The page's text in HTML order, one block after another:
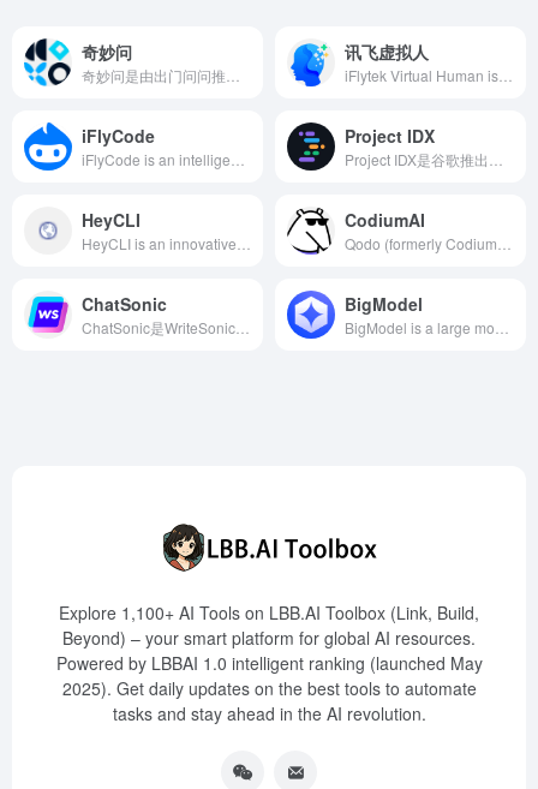
奇妙问 讯飞虚拟人
iFlyCode Project IDX
HeyCLI CodiumAI
ChatSonic BigModel
Explore 1,100+ AI Tools on LBB.AI Toolbox (Link, Build,
Beyond) – your smart platform for global AI resources.
Powered by LBBAI 1.0 intelligent ranking (launched May
2025). Get daily updates on the best tools to automate
tasks and stay ahead in the AI revolution.